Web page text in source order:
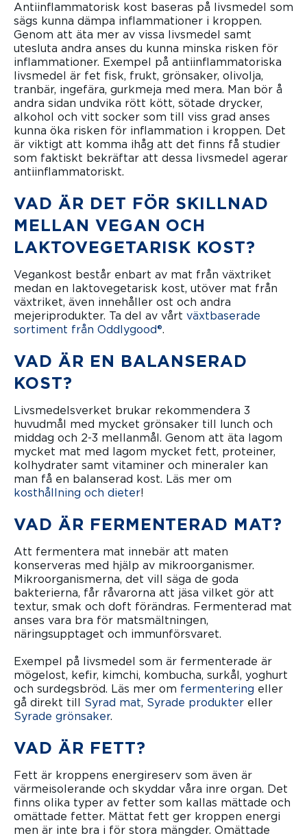
Antiinflammatorisk kost baseras på livsmedel som
sägs kunna dämpa inflammationer i kroppen.
Genom att äta mer av vissa livsmedel samt
utesluta andra anses du kunna minska risken för
inflammationer. Exempel på antiinflammatoriska
livsmedel är fet fisk, frukt, grönsaker, olivolja,
tranbär, ingefära, gurkmeja med mera. Man bör å
andra sidan undvika rött kött, sötade drycker,
alkohol och vitt socker som till viss grad anses
kunna öka risken för inflammation i kroppen. Det
är viktigt att komma ihåg att det finns få studier
som faktiskt bekräftar att dessa livsmedel agerar
antiinflammatoriskt.
VAD ÄR DET FÖR SKILLNAD
MELLAN VEGAN OCH
LAKTOVEGE­TARISK KOST?
Vegankost består enbart av mat från växtriket
medan en laktovegetarisk kost, utöver mat från
växtriket, även innehåller ost och andra
mejeriprodukter. Ta del av vårt växtbaserade
sortiment från Oddlygood®.
VAD ÄR EN BALANSERAD
KOST?
Livsmedelsverket brukar rekommendera 3
huvudmål med mycket grönsaker till lunch och
middag och 2-3 mellanmål. Genom att äta lagom
mycket mat med lagom mycket fett, proteiner,
kolhydrater samt vitaminer och mineraler kan
man få en balanserad kost. Läs mer om
kosthållning och dieter!
VAD ÄR FERMENTERAD MAT?
Att fermentera mat innebär att maten
konserveras med hjälp av mikroorganismer.
Mikroorganismerna, det vill säga de goda
bakterierna, får råvarorna att jäsa vilket gör att
textur, smak och doft förändras. Fermenterad mat
anses vara bra för matsmältningen,
näringsupptaget och immunförsvaret.
Exempel på livsmedel som är fermenterade är
mögelost, kefir, kimchi, kombucha, surkål, yoghurt
och surdegsbröd. Läs mer om fermentering eller
gå direkt till Syrad mat, Syrade produkter eller
Syrade grönsaker.
VAD ÄR FETT?
Fett är kroppens energireserv som även är
värmeisolerande och skyddar våra inre organ. Det
finns olika typer av fetter som kallas mättade och
omättade fetter. Mättat fett ger kroppen energi
men är inte bra i för stora mängder. Omättade